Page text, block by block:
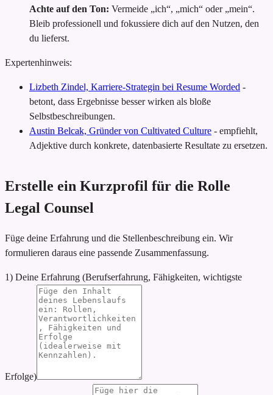
Achte auf den Ton: Vermeide „ich“, „mich“ oder „mein“.
Bleib professionell und fokussiere dich auf den Nutzen, den
du lieferst.
Expertenhinweis:
Lizbeth Zindel, Karriere-Strategin bei Resume Worded -
betont, dass Ergebnisse besser wirken als bloße
Selbstbeschreibungen.
Austin Belcak, Gründer von Cultivated Culture - empfiehlt,
Adjektive durch konkrete, datenbasierte Resultate zu ersetzen.
Erstelle ein Kurzprofil für die Rolle
Legal Counsel
Füge deine Erfahrung und die Stellenbeschreibung ein. Wir
formulieren daraus eine passende Zusammenfassung.
1) Deine Erfahrung (Berufserfahrung, Fähigkeiten, wichtigste
Erfolge)